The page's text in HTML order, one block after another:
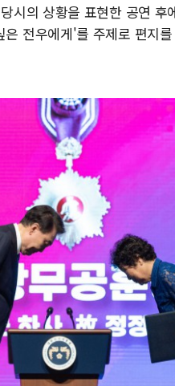
시의 상황을 표현한 공연 후
전우에게'를 주제로 편지